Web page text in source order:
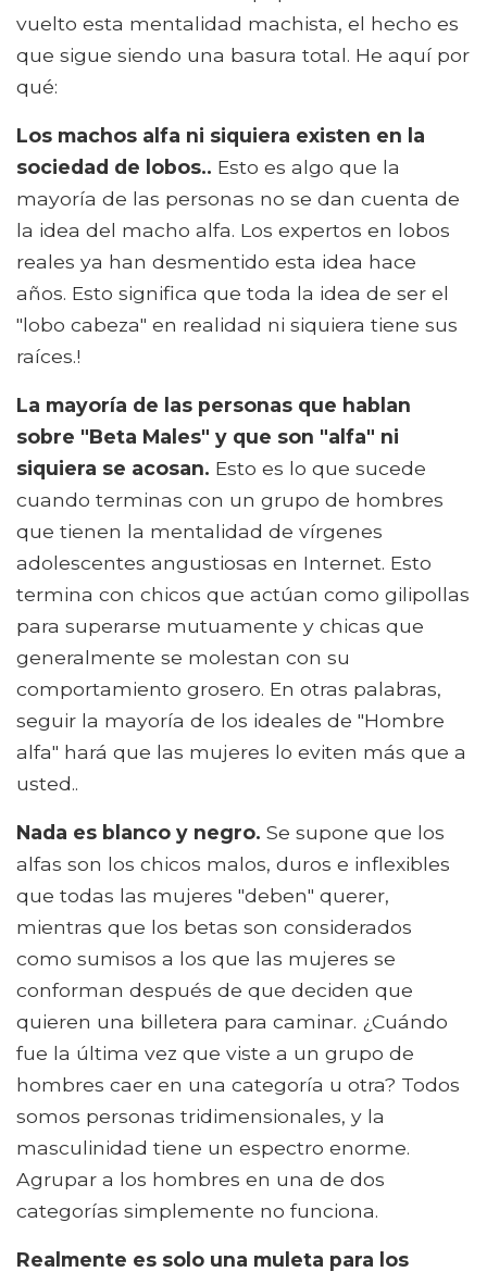
vuelto esta mentalidad machista, el hecho es
que sigue siendo una basura total. He aquí por
qué:
Los machos alfa ni siquiera existen en la
sociedad de lobos.. Esto es algo que la
mayoría de las personas no se dan cuenta de
la idea del macho alfa. Los expertos en lobos
reales ya han desmentido esta idea hace
años. Esto significa que toda la idea de ser el
"lobo cabeza" en realidad ni siquiera tiene sus
raíces.!
La mayoría de las personas que hablan
sobre "Beta Males" y que son "alfa" ni
siquiera se acosan. Esto es lo que sucede
cuando terminas con un grupo de hombres
que tienen la mentalidad de vírgenes
adolescentes angustiosas en Internet. Esto
termina con chicos que actúan como gilipollas
para superarse mutuamente y chicas que
generalmente se molestan con su
comportamiento grosero. En otras palabras,
seguir la mayoría de los ideales de "Hombre
alfa" hará que las mujeres lo eviten más que a
usted..
Nada es blanco y negro. Se supone que los
alfas son los chicos malos, duros e inflexibles
que todas las mujeres "deben" querer,
mientras que los betas son considerados
como sumisos a los que las mujeres se
conforman después de que deciden que
quieren una billetera para caminar. ¿Cuándo
fue la última vez que viste a un grupo de
hombres caer en una categoría u otra? Todos
somos personas tridimensionales, y la
masculinidad tiene un espectro enorme.
Agrupar a los hombres en una de dos
categorías simplemente no funciona.
Realmente es solo una muleta para los